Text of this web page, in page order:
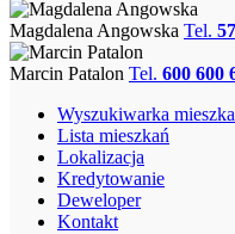
Magdalena Angowska Tel.
Marcin Patalon Tel. 600 600
Wyszukiwarka
Lista mieszkań
Lokalizacja
Kredytowanie
Deweloper
Kontakt